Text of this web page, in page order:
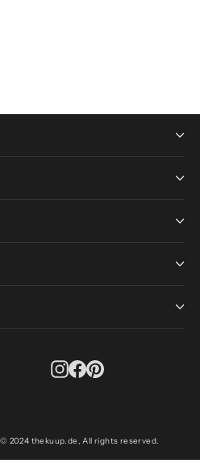
Instagram
Facebook
Pinterest
2024 thekuup.de, All rights reserved.